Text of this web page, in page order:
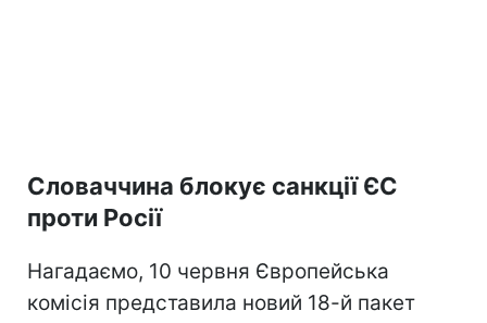
Словаччина блокує санкції ЄС
проти Росії
Нагадаємо, 10 червня Європейська
комісія представила новий 18-й пакет